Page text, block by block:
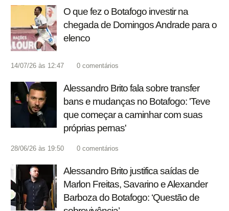
O que fez o Botafogo investir na
chegada de Domingos Andrade para o
elenco
14/07/26 às 12:47 0 comentários
Alessandro Brito fala sobre transfer
bans e mudanças no Botafogo: 'Teve
que começar a caminhar com suas
próprias pernas'
28/06/26 às 19:50 0 comentários
Alessandro Brito justifica saídas de
Marlon Freitas, Savarino e Alexander
Barboza do Botafogo: ‘Questão de